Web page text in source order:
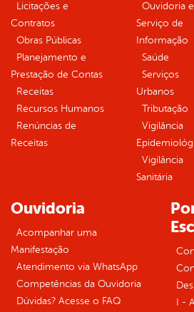
Licitações e
Contratos
Obras Públicas
Planejamento e
Prestação de Contas
Receitas
Recursos Humanos
Renúncias de
Receitas
Ouvidoria e
Serviço de
Informação
Saúde
Serviços
Urbanos
Tributação
Vigilância
Vigilância
Sanitária
Ouvidoria
Acompanhar uma
Manifestação
Atendimento via WhatsApp
Competências da Ouvidoria
Dúvidas? Acesse o FAQ
I -